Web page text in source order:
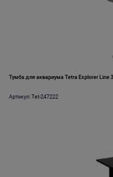
Тумба для аквариума Tetra Explorer Line
Артикул: Tet-247222